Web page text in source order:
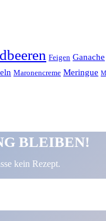
Feigen Ganache
Maronencreme Meringue
BLEIBEN!
kein Rezept.